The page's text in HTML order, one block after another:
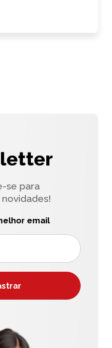
se para
email